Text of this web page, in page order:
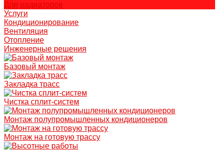
Для радиаторов
Услуги
Кондиционирование
Вентиляция
Отопление
Инженерные решения
Базовый монтаж
Закладка трасс
Чистка сплит-систем
Монтаж полупромышленных кондиционеров
Монтаж на готовую трассу